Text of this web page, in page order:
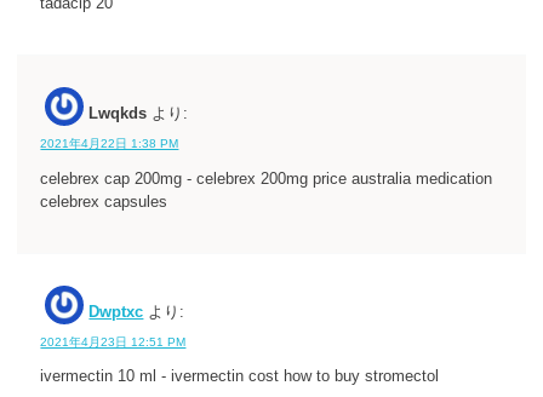
tadacip 20
Lwqkds より:
2021年4月22日 1:38 PM
celebrex cap 200mg - celebrex 200mg price australia medication
celebrex capsules
Dwptxc より:
2021年4月23日 12:51 PM
ivermectin 10 ml - ivermectin cost how to buy stromectol